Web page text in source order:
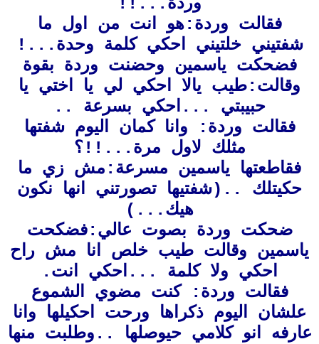
فقالت وردة:هو انت من اول ما
شفتيني خلتيني احكي كلمة وحدة...!
فضحكت ياسمين وحضنت وردة بقوة
وقالت:طيب يالا احكي لي يا اختي يا
حبيبتي ...احكي بسرعة ..
فقالت وردة: وانا كمان اليوم شفتها
مثلك لاول مرة...!!؟
فقاطعتها ياسمين مسرعة:مش زي ما
حكيتلك ..(شفتيها تصورتني انها نكون
هيك...)
ضحكت وردة بصوت عالي:فضكحت
ياسمين وقالت طيب خلص انا مش راح
احكي ولا كلمة ...احكي انت.
فقالت وردة: كنت مضوي الشموع
علشان اليوم ذكراها ورحت احكيلها وانا
عارفه انو كلامي حيوصلها
..وطلبت منها